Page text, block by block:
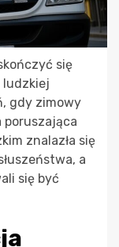
się
ludzkiej
gdy zimowy
poruszająca
znalazła się
a
się być